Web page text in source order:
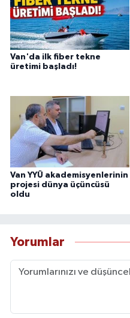
Van'da ilk fiber tekne
üretimi başladı!
Van YYÜ akademisyenlerinin
projesi dünya üçüncüsü
oldu
Yorumlar